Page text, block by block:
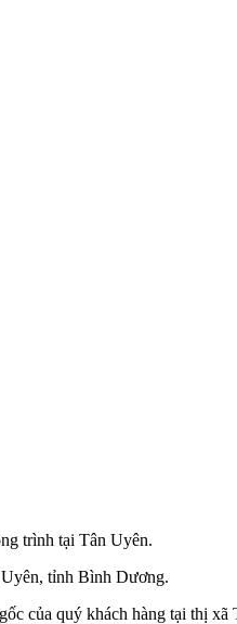
trình tại Tân Uyên.
Uyên, tỉnh Bình Dương.
của quý khách hàng tại thị